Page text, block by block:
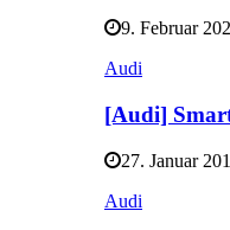
9. Februar
Audi
[Audi]
27. Januar
Audi